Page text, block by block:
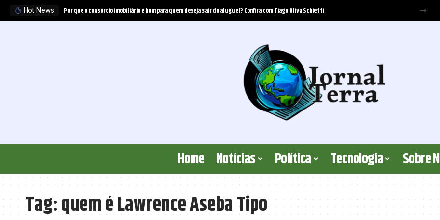
Hot News Por que o consórcio imobiliário é bom para quem deseja sair do aluguel? Confira com Tiago Oliva Schietti
Home Notícias Política Tecnologia Sobre
Tag:quem é Lawrence Aseba Tipo